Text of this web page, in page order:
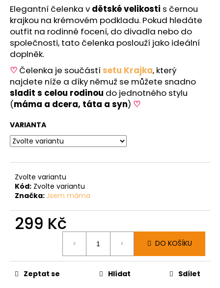
z
5
hvězdiček.
Elegantní čelenka v dětské velikosti s černou
krajkou na krémovém podkladu. Pokud hledáte
outfit na rodinné focení, do divadla nebo do
společnosti, tato čelenka poslouží jako ideální
doplněk.
♡ Čelenka je součástísetu Krajka, který
najdete níže a díky němuž se můžete snadno
sladit s celou rodinou do jednotného stylu
(máma a dcera, táta a syn) ♡
VARIANTA
Zvolte variantu
Kód: Zvolte variantu
Značka: Jsem máma
299 Kč
DO KOŠÍKU
Zeptat se Hlídat Sdílet
u
j
e
m
e